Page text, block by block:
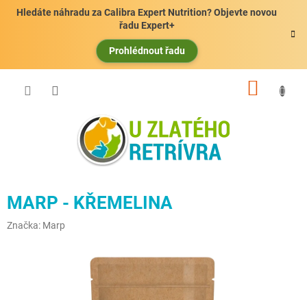
Hledáte náhradu za Calibra Expert Nutrition? Objevte novou
řadu Expert+
Prohlédnout řadu
MARP - KŘEMELINA
Značka: Marp